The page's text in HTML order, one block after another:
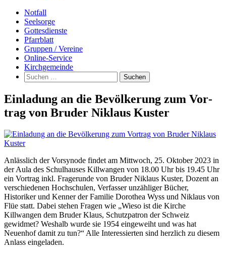
Notfall
Seelsorge
Gottesdienste
Pfarrblatt
Gruppen / Vereine
Online-Service
Kirchgemeinde
Suchen
nach:
Ein­la­dung an die Be­völ­ke­rung zum Vor­
trag von Bru­der Ni­k­laus Kus­ter
Anlässlich der Vorsynode findet am Mittwoch, 25. Oktober 2023 in
der Aula des Schulhauses Killwangen von 18.00 Uhr bis 19.45 Uhr
ein Vortrag inkl. Fragerunde von Bruder Niklaus Kuster, Dozent an
verschiedenen Hochschulen, Verfasser unzähliger Bücher,
Historiker und Kenner der Familie Dorothea Wyss und Niklaus von
Flüe statt. Dabei stehen Fragen wie „Wieso ist die Kirche
Killwangen dem Bruder Klaus, Schutzpatron der Schweiz
gewidmet? Weshalb wurde sie 1954 eingeweiht und was hat
Neuenhof damit zu tun?“ Alle Interessierten sind herzlich zu diesem
Anlass eingeladen.